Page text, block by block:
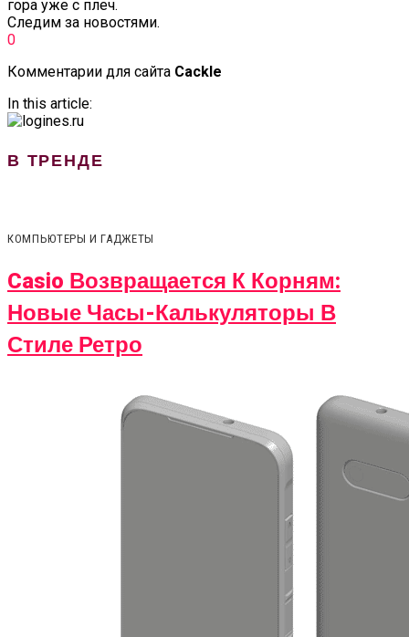
гора уже с плеч.
Следим за новостями.
0
Комментарии для сайта Cackle
In this article:
В ТРЕНДЕ
КОМПЬЮТЕРЫ И ГАДЖЕТЫ
Casio Возвращается К Корням:
Новые Часы-Калькуляторы В
Стиле Ретро